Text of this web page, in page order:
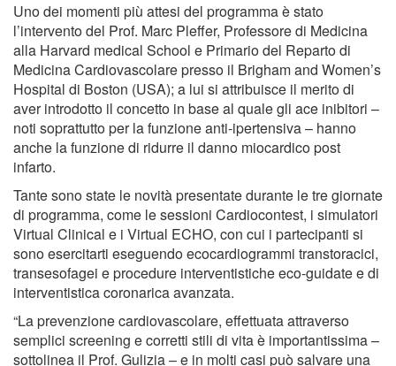
Uno dei momenti più attesi del programma è stato
l’intervento del Prof. Marc Pleffer, Professore di Medicina
alla Harvard medical School e Primario del Reparto di
Medicina Cardiovascolare presso il Brigham and Women’s
Hospital di Boston (USA); a lui si attribuisce il merito di
aver introdotto il concetto in base al quale gli ace inibitori –
noti soprattutto per la funzione anti-ipertensiva – hanno
anche la funzione di ridurre il danno miocardico post
infarto.
Tante sono state le novità presentate durante le tre giornate
di programma, come le sessioni Cardiocontest, i simulatori
Virtual Clinical e i Virtual ECHO, con cui i partecipanti si
sono esercitarti eseguendo ecocardiogrammi transtoracici,
transesofagei e procedure interventistiche eco-guidate e di
interventistica coronarica avanzata.
“La prevenzione cardiovascolare, effettuata attraverso
semplici screening e corretti stili di vita è importantissima –
sottolinea il Prof. Gulizia – e in molti casi può salvare una